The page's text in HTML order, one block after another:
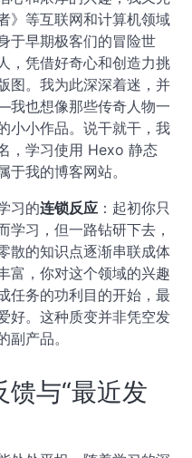
》等互联网和计算机领域
于早期极客们的冒险世
，凭借好奇心和创造力挑
图。我为此深深着迷，并
也想像那些传奇人物一
小小作品。说干就干，我
，学习使用 Hexo 静态
我的博客网站。
习的连锁反应 ：起初你只
学习，但一路钻研下去，
散的知识点逐渐串联成体
富，你对这个领域的兴趣
任务的功利目的开始，最
好。这种质变并非凭空发
产品。
与“最近发